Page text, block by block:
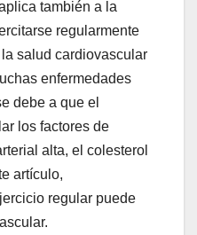
también a la
regularmente
salud cardiovascular
enfermedades
debe a que el
los factores de
alta, el colesterol
artículo,
regular puede